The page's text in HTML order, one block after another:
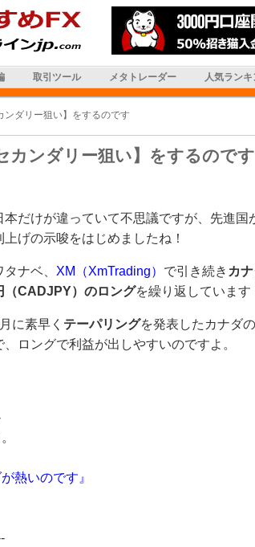
取引ツール メタトレーダー 人気ランキ
ダリー狙い】をするのです
カンダリー狙い】をするのです
本だけが違っていて不思議ですが、先進国
上げの示唆をはじめましたね！
タナベ、 XM（XmTrading） で引き続き カ
（CADJPY）のロングを繰り返しています
に素早く テーパリングを発表したカナダ
、ロングで利益が出しやすいのですよ。
熱いのです』